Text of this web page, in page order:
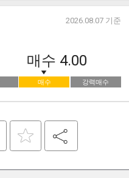
2026.08.07 기준
매수 4.00
매수 강력매수